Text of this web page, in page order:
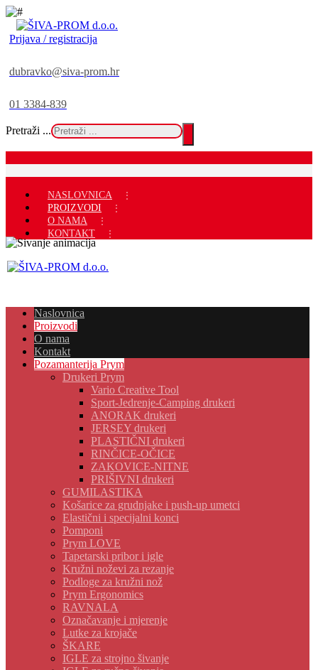
Prijava / registracija
dubravko@siva-prom.hr
01 3384-839
Pretraži ...
NASLOVNICA
PROIZVODI
O NAMA
KONTAKT
Naslovnica
Proizvodi
O nama
Kontakt
Pozamanterija Prym
Drukeri Prym
Vario Creative Tool
Sport-Jedrenje-Camping drukeri
ANORAK drukeri
JERSEY drukeri
PLASTIČNI drukeri
RINČICE-OČICE
ZAKOVICE-NITNE
PRIŠIVNI drukeri
GUMILASTIKA
Košarice za grudnjake i push-up umetci
Elastični i specijalni konci
Pomponi
Prym LOVE
Tapetarski pribor i igle
Kružni noževi za rezanje
Podloge za kružni nož
Prym Ergonomics
RAVNALA
Označavanje i mjerenje
Lutke za krojače
ŠKARE
IGLE za strojno šivanje